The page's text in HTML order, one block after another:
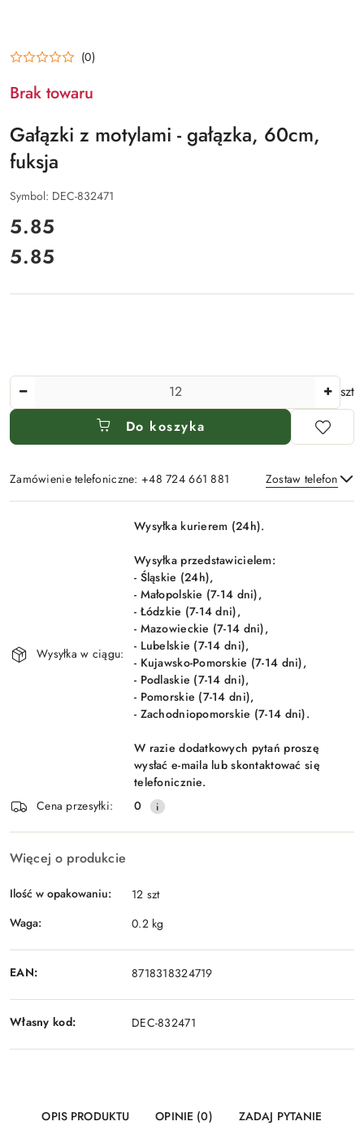
(0)
Brak towaru
Gałązki z motylami - gałązka, 60cm,
fuksja
Symbol: DEC-832471
cena:
5.85
Cena:
5.85
Ilość
szt
Do koszyka
Zamówienie telefoniczne: +48 724 661 881 Zostaw telefon
Wyślij
Dostępność
Wysyłka w ciągu:
Wysyłka kurierem (24h).
Wysyłka przedstawicielem:
- Śląskie (24h),
- Małopolskie (7-14 dni),
- Łódzkie (7-14 dni),
- Mazowieckie (7-14 dni),
- Lubelskie (7-14 dni),
- Kujawsko-Pomorskie (7-14 dni),
- Podlaskie (7-14 dni),
- Pomorskie (7-14 dni),
- Zachodniopomorskie (7-14 dni).
W razie dodatkowych pytań proszę
wysłać e-maila lub skontaktować się
telefonicznie.
Cena przesyłki:
0
Więcej o produkcie
Ilość w opakowaniu:
12 szt
Waga:
0.2 kg
EAN: 8718318324719
Własny kod: DEC-832471
OPIS PRODUKTU OPINIE (0) ZADAJ PYTANIE